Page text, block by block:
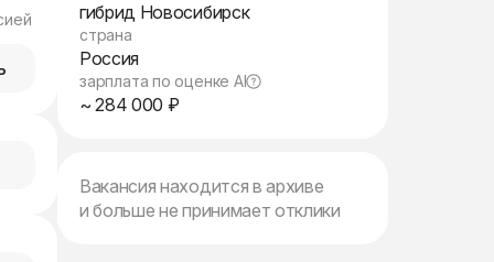
гибрид Новосибирск
страна
Россия
зарплата по оценке AI
~ 284 000 ₽
Вакансия находится в архиве
и больше не принимает отклики